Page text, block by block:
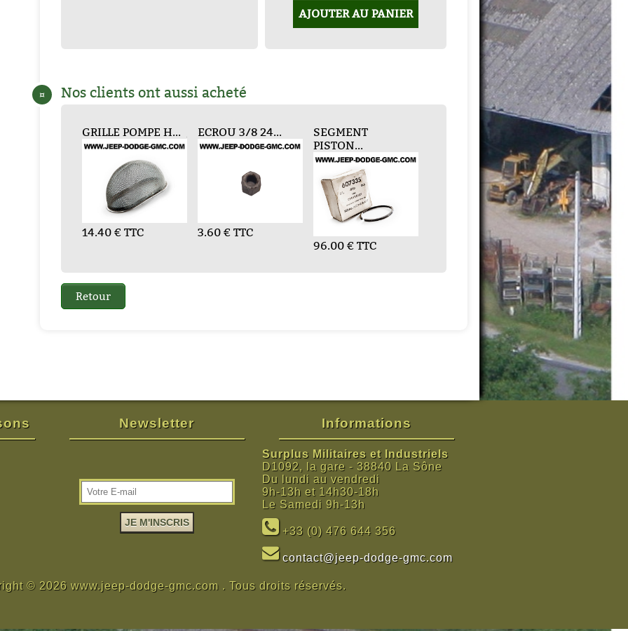
AJOUTER AU PANIER
¤ Nos clients ont aussi acheté
GRILLE POMPE H...
14.40 € TTC
JOINTS MOTEUR ...
132.00 € TTC
CARTER INFERIE...
216.00 € TTC
ECROU 3/8 24...
3.60 € TTC
CARTER INFERIE...
SEGMENT
PISTON...
96.00 € TTC
Newsletter Informations
Surplus Militaires et Industriels
D1092, la gare - 38840 La Sône
Du lundi au vendredi
9h-13h et 14h30-18h
Le Samedi 9h-13h
+33 (0) 476 644 356
contact@jeep-dodge-gmc.com
© 2026 www.jeep-dodge-gmc.com . Tous droits réservés.